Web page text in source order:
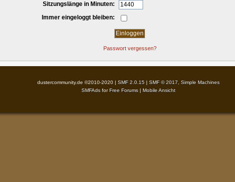
Sitzungslänge in Minuten:
Immer eingeloggt bleiben:
Passwort vergessen?
dustercommunity.de ©2010-2020 | SMF 2.0.15 | SMF © 2017
Simple Machines
SMFAds forFree Forums | Mobile Ansicht